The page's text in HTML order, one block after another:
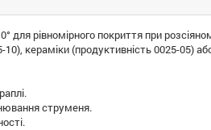
рівномірного покриття при
кераміки (продуктивність 0025-05)
струменя.